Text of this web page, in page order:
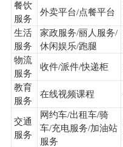
餐饮
服务
外卖平台/点餐平台
生活
服务
家政服务/丽人服务/
休闲娱乐/跑腿
物流
服务
收件/派件/快递柜
教育
服务
在线视频课程
交通
服务
网约车/出租车/骑
车/充电服务/加油站
服务